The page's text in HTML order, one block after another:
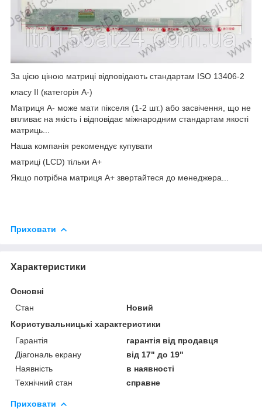
За цією ціною матриці відповідають стандартам ISO 13406-2
класу II (категорія А-)
Матриця А- може мати пікселя (1-2 шт.) або засвічення, що не
впливає на якість і відповідає міжнародним стандартам якості
матриць...
Наша компанія рекомендує купувати
матриці (LCD) тільки А+
Якщо потрібна матриця А+ звертайтеся до менеджера...
Приховати
Характеристики
Основні
Стан
Новий
Користувальницькі характеристики
Гарантія
гарантія від продавця
Діагональ екрану
від 17" до 19"
Наявність
в наявності
Технічний стан
справне
Приховати